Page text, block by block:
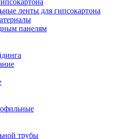
ленты для гипсокартона
панелям
трубы